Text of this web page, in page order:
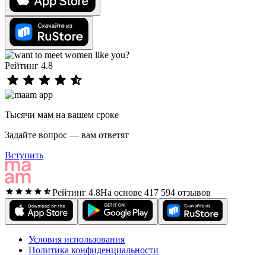
Рейтинг 4.8
Тысячи мам на вашем сроке
Задайте вопрос — вам ответят
Вступить
Рейтинг 4.8На основе 417 594 отзывов
Условия использования
Политика конфиденциальности